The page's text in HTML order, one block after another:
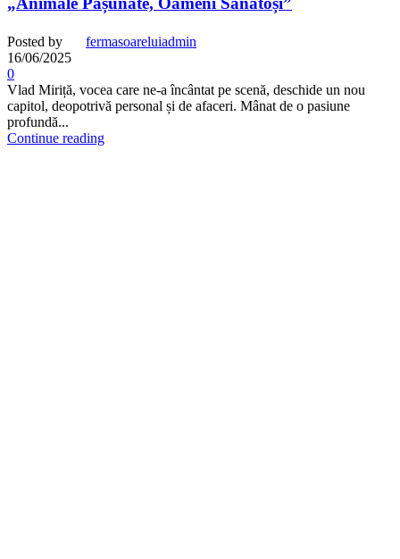
Posted by
fermasoareluiadmin
16/06/2025
0
Vlad Miriță, vocea care ne-a încântat pe scenă, deschide un nou
capitol, deopotrivă personal și de afaceri. Mânat de o pasiune
profundă...
Continue reading